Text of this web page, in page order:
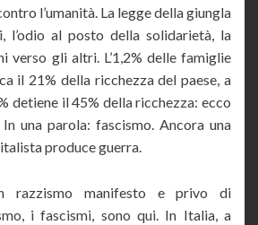
l’umanità. La legge della giungla
al posto della solidarietà, la
verso gli altri. L’1,2% delle famiglie
il 21% della ricchezza del paese, a
detiene il 45% della ricchezza: ecco
una parola: fascismo. Ancora una
produce guerra.
razzismo manifesto e privo di
i fascismi, sono qui. In Italia, a